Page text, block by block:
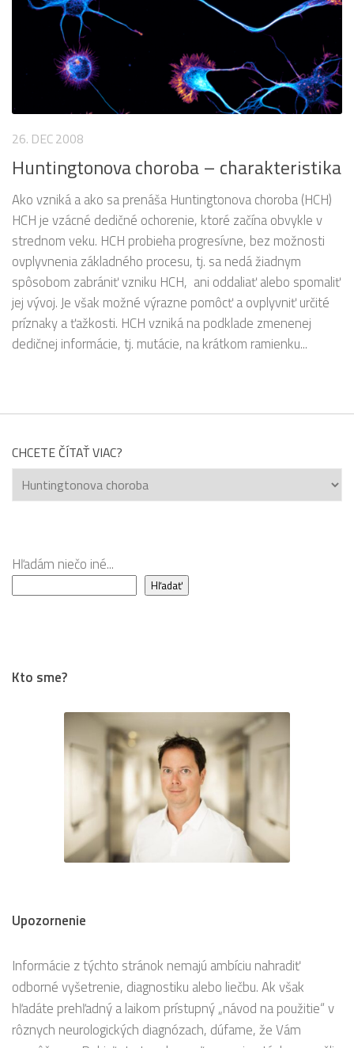
26. DEC 2008
Huntingtonova choroba – charakteristika
Ako vzniká a ako sa prenáša Huntingtonova choroba (HCH)
HCH je vzácné dedičné ochorenie, ktoré začína obvykle v
strednom veku. HCH probieha progresívne, bez možnosti
ovplyvnenia základného procesu, tj. sa nedá žiadnym
spôsobom zabrániť vzniku HCH, ani oddaliať alebo spomaliť
jej vývoj. Je však možné výrazne pomôcť a ovplyvniť určité
príznaky a ťažkosti. HCH vzniká na podklade zmenenej
dedičnej informácie, tj. mutácie, na krátkom ramienku...
CHCETE ČÍTAŤ VIAC?
Chcete
čítať
Hľadám niečo iné...
Hľadať
Kto sme?
Upozornenie
Informácie z týchto stránok nemajú ambíciu nahradiť
odborné vyšetrenie, diagnostiku alebo liečbu. Ak však
hľadáte prehľadný a laikom prístupný „návod na použitie“ v
rôznych neurologických diagnózach, dúfame, že Vám